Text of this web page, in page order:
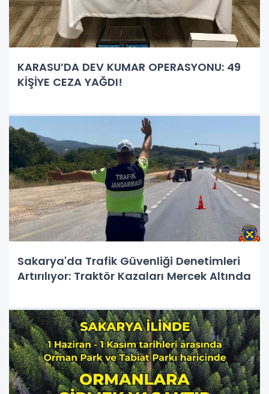
KARASU’DA DEV KUMAR OPERASYONU: 49
KİŞİYE CEZA YAĞDI!
Sakarya'da Trafik Güvenliği Denetimleri
Artırılıyor: Traktör Kazaları Mercek Altında